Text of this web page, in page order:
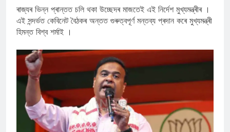
ৰাজ্যৰ ভিন্ন প্ৰান্তত চলি থকা উচ্ছেদৰ মাজতেই এই নিৰ্দেশ মুখ্যমন্ত্ৰীৰ ।
এই সন্দৰ্ভত কেবিনেট বৈঠকৰ অন্তত গুৰুত্বপূৰ্ণ মন্তব্য প্ৰদান কৰে মুখ্যমন্ত্ৰী
হিমন্ত বিশ্ব শৰ্মাই ।